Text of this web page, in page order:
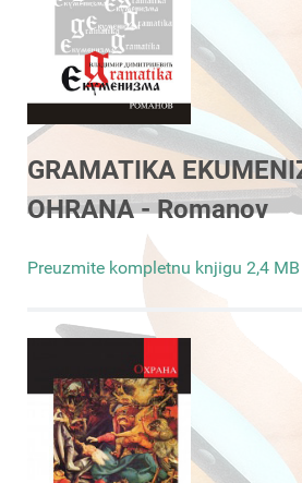
GRAMATIKA
OHRANA - Romanov
Preuzmite kompletnu knjigu 2,4 MB